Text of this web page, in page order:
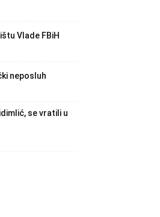
Vlade FBiH
neposluh
se vratili u